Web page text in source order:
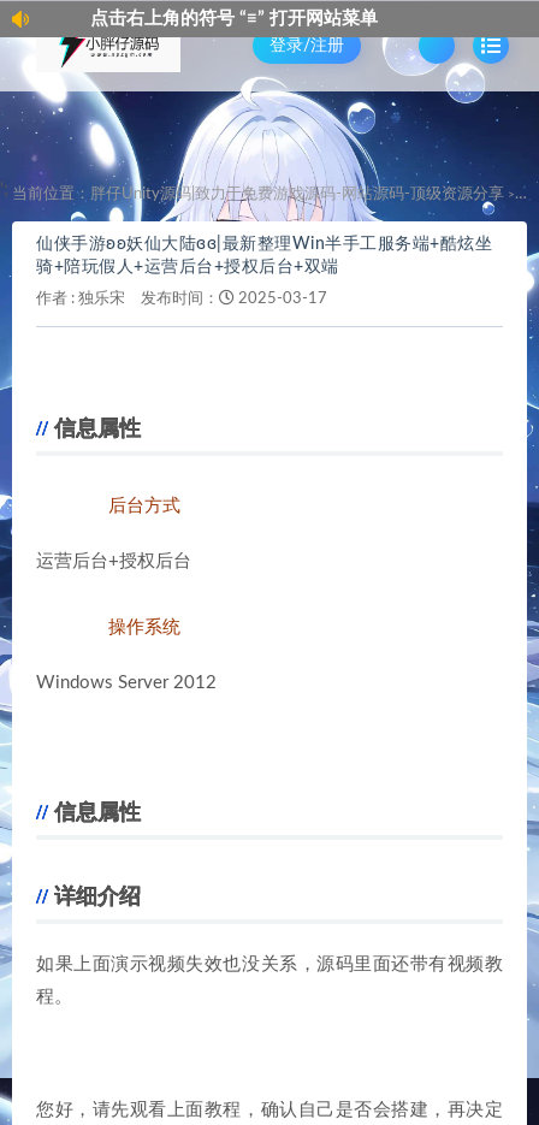
上角的符号 “≡” 打开网站菜单
登录/注册
'; 当前位置： 胖仔Unity源码|致力于免费游戏源码-网站源码-顶级资源分享 > 仙
仙侠手游ʚʚ妖仙大陆ɞɞ|最新整理Win半手工服务端+酷炫坐
骑+陪玩假人+运营后台+授权后台+双端
作者 : 独乐宋 发布时间： 2025-03-17
信息属性
后台方式
运营后台+授权后台
操作系统
Windows Server 2012
信息属性
详细介绍
如果上面演示视频失效也没关系，源码里面还带有视频教
程。
您好，请先观看上面教程，确认自己是否会搭建，再决定